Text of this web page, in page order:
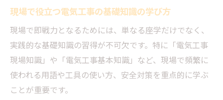
現場で役立つ電気工事の基礎知識の学び方
現場で即戦力となるためには、単なる座学だけでなく、
実践的な基礎知識の習得が不可欠です。特に「電気工事
現場知識」や「電気工事基本知識」など、現場で頻繁に
使われる用語や工具の使い方、安全対策を重点的に学ぶ
ことが重要です。